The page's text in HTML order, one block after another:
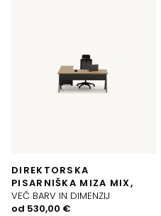
DIREKTORSKA
PISARNIŠKA MIZA MIX,
VEČ BARV IN DIMENZIJ
od 530,00 €